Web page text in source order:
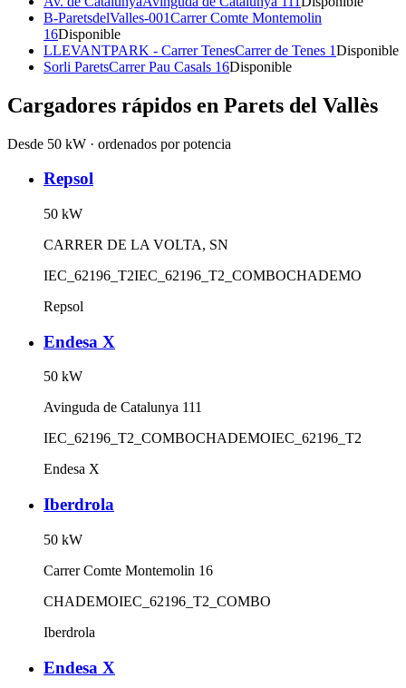
B-ParetsdelValles-001Carrer Comte Montemolin
16Disponible
LLEVANTPARK - Carrer TenesCarrer de Tenes 1Disponible
Sorli ParetsCarrer Pau Casals 16Disponible
Cargadores rápidos en Parets del Vallès
Desde 50 kW · ordenados por potencia
Repsol
50 kW
CARRER DE LA VOLTA, SN
IEC_62196_T2IEC_62196_T2_COMBOCHADEMO
Repsol
Endesa X
50 kW
Avinguda de Catalunya 111
IEC_62196_T2_COMBOCHADEMOIEC_62196_T2
Endesa X
Iberdrola
50 kW
Carrer Comte Montemolin 16
CHADEMOIEC_62196_T2_COMBO
Iberdrola
Endesa X